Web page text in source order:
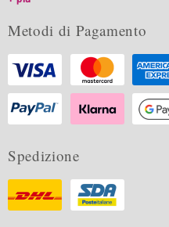
Metodi di Pagamento
Spedizione